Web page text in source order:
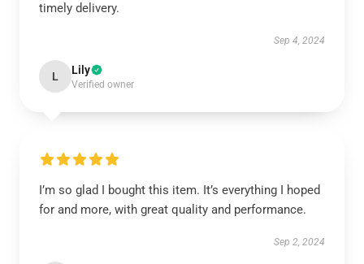
timely delivery.
Sep 4, 2024
L Lily
Verified owner
I’m so glad I bought this item. It’s everything I hoped
for and more, with great quality and performance.
Sep 2, 2024